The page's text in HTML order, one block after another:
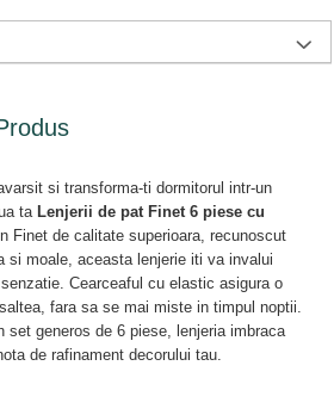
si transforma-ti dormitorul intr-un
ta Lenjerii de pat Finet 6 piese cu
Finet de calitate superioara, recunoscut
si moale, aceasta lenjerie iti va invalui
Cearceaful cu elastic asigura o
fara sa se mai miste in timpul noptii.
set generos de 6 piese, lenjeria imbraca
de rafinament decorului tau.